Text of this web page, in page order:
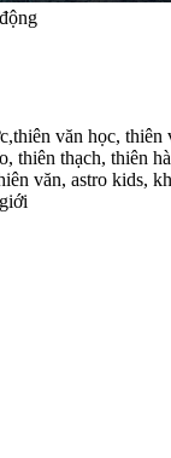
văn học,
thiên thạch, thiên
văn, astro kids,